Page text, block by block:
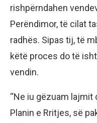
rishpërndahen
Perëndimor, të cilat
radhës. Sipas tij, të
këtë proces do të
vendin.
“Ne iu gëzuam
Planin e Rritjes, së